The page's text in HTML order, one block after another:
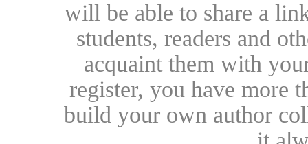
will be able to share a
students, readers and
acquaint them with
register, you have more
build your own author